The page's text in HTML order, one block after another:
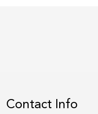
Contact Info